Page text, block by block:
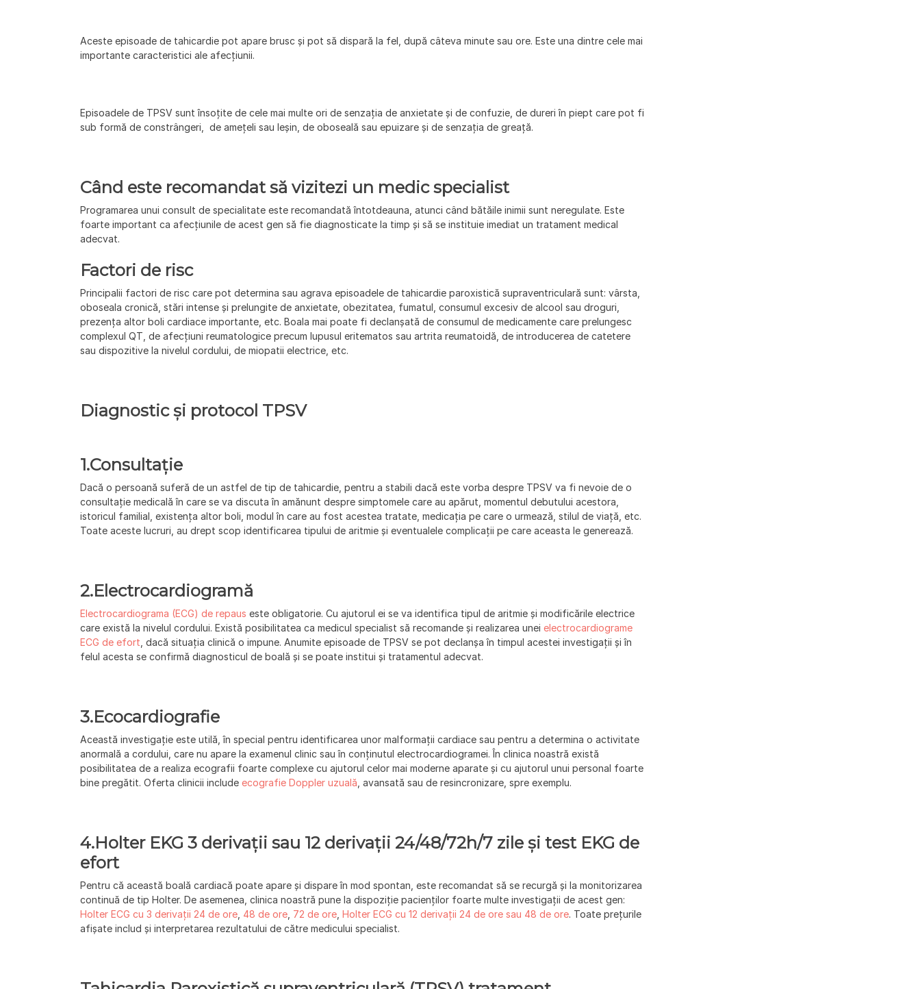
Aceste episoade de tahicardie pot apare brusc și pot să dispară la fel, după câteva minute sau ore. Este una dintre cele mai
importante caracteristici ale afecțiunii.
Episoadele de TPSV sunt însoțite de cele mai multe ori de senzația de anxietate și de confuzie, de dureri în piept care pot fi
sub formă de constrângeri, de amețeli sau leșin, de oboseală sau epuizare și de senzația de greață.
Când este recomandat să vizitezi un medic specialist
Programarea unui consult de specialitate este recomandată întotdeauna, atunci când bătăile inimii sunt neregulate. Este
foarte important ca afecțiunile de acest gen să fie diagnosticate la timp și să se instituie imediat un tratament medical
adecvat.
Factori de risc
Principalii factori de risc care pot determina sau agrava episoadele de tahicardie paroxistică supraventriculară sunt: vârsta,
oboseala cronică, stări intense și prelungite de anxietate, obezitatea, fumatul, consumul excesiv de alcool sau droguri,
prezența altor boli cardiace importante, etc. Boala mai poate fi declanșată de consumul de medicamente care prelungesc
complexul QT, de afecțiuni reumatologice precum lupusul eritematos sau artrita reumatoidă, de introducerea de catetere
sau dispozitive la nivelul cordului, de miopatii electrice, etc.
Diagnostic și protocol TPSV
1.Consultație
Dacă o persoană suferă de un astfel de tip de tahicardie, pentru a stabili dacă este vorba despre TPSV va fi nevoie de o
consultație medicală în care se va discuta în amănunt despre simptomele care au apărut, momentul debutului acestora,
istoricul familial, existența altor boli, modul în care au fost acestea tratate, medicația pe care o urmează, stilul de viață, etc.
Toate aceste lucruri, au drept scop identificarea tipului de aritmie și eventualele complicații pe care aceasta le generează.
2.Electrocardiogramă
Electrocardiograma (ECG) de repaus este obligatorie. Cu ajutorul ei se va identifica tipul de aritmie și modificările electrice
care există la nivelul cordului. Există posibilitatea ca medicul specialist să recomande și realizarea unei electrocardiograme
ECG de efort , dacă situația clinică o impune. Anumite episoade de TPSV se pot declanșa în timpul acestei investigații și în
felul acesta se confirmă diagnosticul de boală și se poate institui și tratamentul adecvat.
3.Ecocardiografie
Această investigație este utilă, în special pentru identificarea unor malformații cardiace sau pentru a determina o activitate
anormală a cordului, care nu apare la examenul clinic sau în conținutul electrocardiogramei. În clinica noastră există
posibilitatea de a realiza ecografii foarte complexe cu ajutorul celor mai moderne aparate și cu ajutorul unui personal foarte
bine pregătit. Oferta clinicii include ecografie Doppler uzuală , avansată sau de resincronizare, spre exemplu.
4.Holter EKG 3 derivații sau 12 derivații 24/48/72h/7 zile și test EKG de
efort
Pentru că această boală cardiacă poate apare și dispare în mod spontan, este recomandat să se recurgă și la monitorizarea
continuă de tip Holter. De asemenea, clinica noastră pune la dispoziție pacienților foarte multe investigații de acest gen:
Holter ECG cu 3 derivații 24 de ore 48 de ore 72 de ore Holter ECG cu 12 derivații 24 de ore sau 48 de ore. Toate prețurile
afișate includ și interpretarea rezultatului de către medicului specialist.